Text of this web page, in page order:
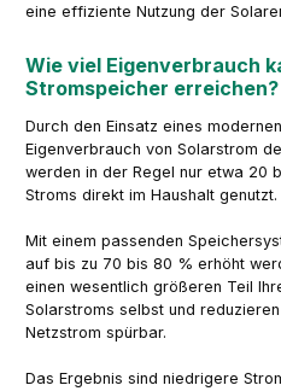
eine effiziente Nutzung der
Wie viel Eigenverbrauch
Stromspeicher erreichen?
Durch den Einsatz eines
Eigenverbrauch von Solarstrom
werden in der Regel nur etwa 20
Stroms direkt im Haushalt genutzt.
Mit einem passenden
auf bis zu 70 bis 80 % erhöht
einen wesentlich größeren Teil
Solarstroms selbst und
Netzstrom spürbar.
Das Ergebnis sind niedrigere